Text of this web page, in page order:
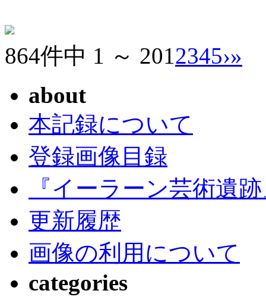
864件中 1 ～ 2012345›»
about
本記録について
登録画像目録
『イーラーン芸術遺
更新履歴
画像の利用について
categories